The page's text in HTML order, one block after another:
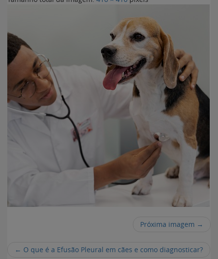
Próxima imagem →
← O que é a Efusão Pleural em cães e como diagnosticar?